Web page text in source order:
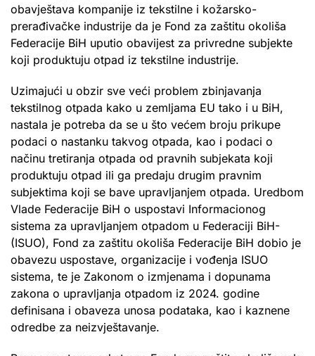
obavještava kompanije iz tekstilne i kožarsko-
prerađivačke industrije da je Fond za zaštitu okoliša
Federacije BiH uputio obavijest za privredne subjekte
koji produktuju otpad iz tekstilne industrije.
Uzimajući u obzir sve veći problem zbinjavanja
tekstilnog otpada kako u zemljama EU tako i u BiH,
nastala je potreba da se u što većem broju prikupe
podaci o nastanku takvog otpada, kao i podaci o
načinu tretiranja otpada od pravnih subjekata koji
produktuju otpad ili ga predaju drugim pravnim
subjektima koji se bave upravljanjem otpada. Uredbom
Vlade Federacije BiH o uspostavi Informacionog
sistema za upravljanjem otpadom u Federaciji BiH-
(ISUO), Fond za zaštitu okoliša Federacije BiH dobio je
obavezu uspostave, organizacije i vođenja ISUO
sistema, te je Zakonom o izmjenama i dopunama
zakona o upravljanja otpadom iz 2024. godine
definisana i obaveza unosa podataka, kao i kaznene
odredbe za neizvještavanje.